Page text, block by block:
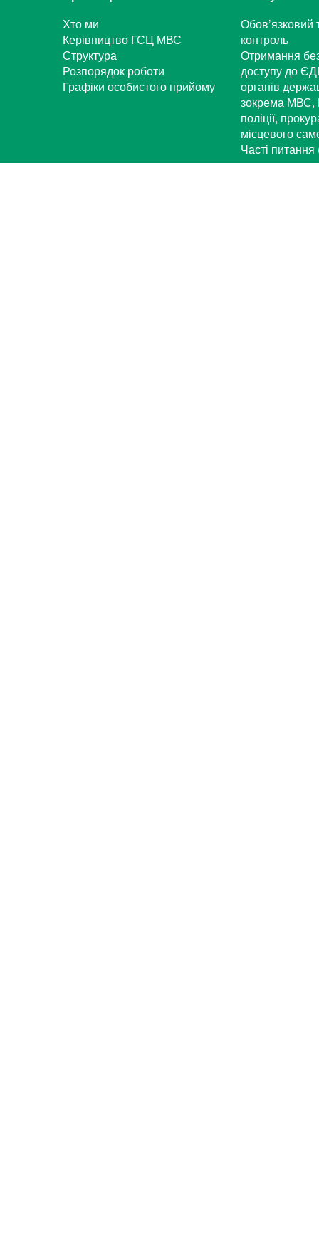
Хто ми
Керівництво ГСЦ МВС
Структура
Розпорядок роботи
Графіки особистого прийому
Обов’язковий
контроль
Отримання
доступу до
органів
зокрема МВС,
поліції,
місцевого
Часті питання